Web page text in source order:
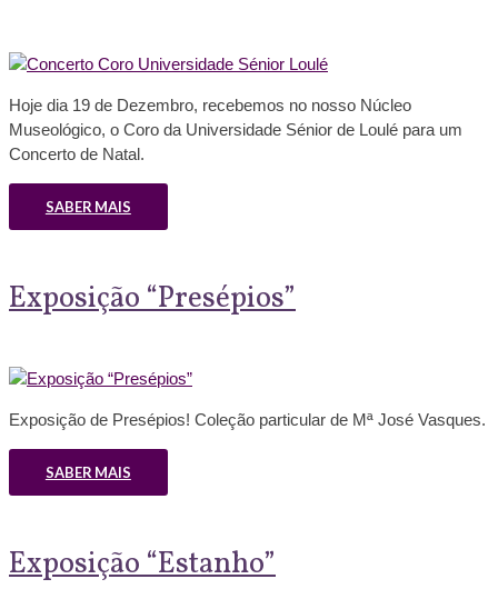
Hoje dia 19 de Dezembro, recebemos no nosso Núcleo
Museológico, o Coro da Universidade Sénior de Loulé para um
Concerto de Natal.
SABER MAIS
Exposição “Presépios”
Exposição de Presépios! Coleção particular de Mª José Vasques.
SABER MAIS
Exposição “Estanho”